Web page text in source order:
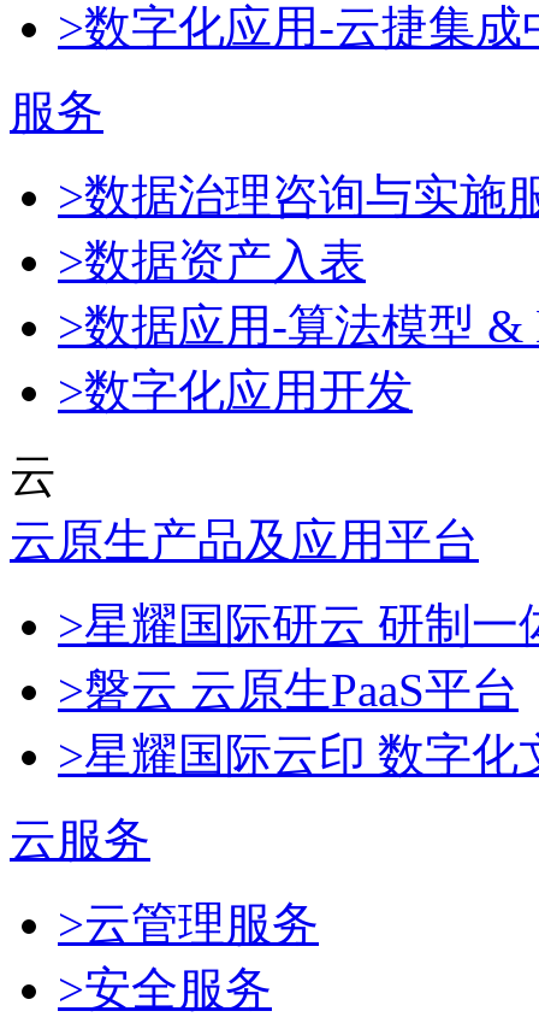
>数字化应用-云捷集成
服务
>数据治理咨询与实施
>数据资产入表
>数据应用-算法模型 &
>数字化应用开发
云
云原生产品及应用平台
>星耀国际研云 研制
>磐云 云原生PaaS平台
>星耀国际云印 数字化
云服务
>云管理服务
>安全服务